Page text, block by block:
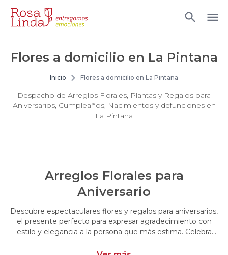
Flores a domicilio en La Pintana
Inicio Flores a domicilio en La Pintana
Despacho de Arreglos Florales, Plantas y Regalos para
Aniversarios, Cumpleaños, Nacimientos y defunciones en
La Pintana
Arreglos Florales para
Aniversario
Descubre espectaculares flores y regalos para aniversarios,
el presente perfecto para expresar agradecimiento con
estilo y elegancia a la persona que más estima. Celebra
significativa.